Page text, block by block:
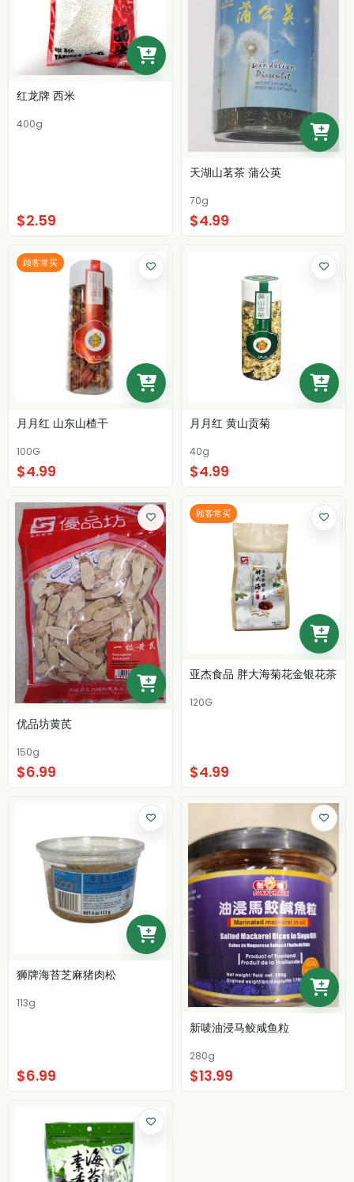
红龙牌 西米
400g
$2.59
天湖山茗茶 蒲公英
70g
$4.99
顾客常买
月月红 山东山楂干
100G
$4.99
月月红 黄山贡菊
40g
$4.99
优品坊黄芪
150g
$6.99
顾客常买
亚杰食品 胖大海菊花金银花茶
120G
$4.99
狮牌海苔芝麻猪肉松
113g
$6.99
新唛油浸马鲛咸鱼粒
280g
$13.99